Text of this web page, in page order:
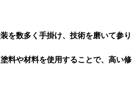
を数多く手掛け、技術を磨いて参り
料や材料を使用することで、高い修